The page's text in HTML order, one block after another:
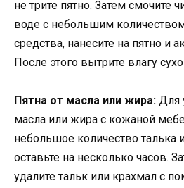
не трите пятно. Затем смочите
воде с небольшим
средства, нанесите на пятно и
После этого вытрите влагу
Пятна от масла или жира: Для
масла или жира с кожаной
небольшое количество талька
оставьте на несколько часов.
удалите тальк или крахмал с